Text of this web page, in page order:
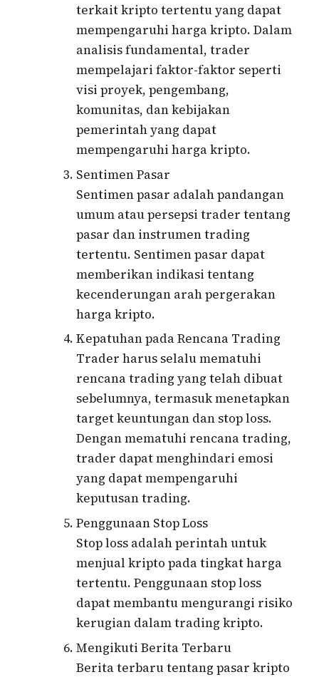
terkait kripto tertentu yang dapat
mempengaruhi harga kripto. Dalam
analisis fundamental, trader
mempelajari faktor-faktor seperti
visi proyek, pengembang,
komunitas, dan kebijakan
pemerintah yang dapat
mempengaruhi harga kripto.
Sentimen Pasar
Sentimen pasar adalah pandangan
umum atau persepsi trader tentang
pasar dan instrumen trading
tertentu. Sentimen pasar dapat
memberikan indikasi tentang
kecenderungan arah pergerakan
harga kripto.
Kepatuhan pada Rencana Trading
Trader harus selalu mematuhi
rencana trading yang telah dibuat
sebelumnya, termasuk menetapkan
target keuntungan dan stop loss.
Dengan mematuhi rencana trading,
trader dapat menghindari emosi
yang dapat mempengaruhi
keputusan trading.
Penggunaan Stop Loss
Stop loss adalah perintah untuk
menjual kripto pada tingkat harga
tertentu. Penggunaan stop loss
dapat membantu mengurangi risiko
kerugian dalam trading kripto.
Mengikuti Berita Terbaru
Berita terbaru tentang pasar kripto